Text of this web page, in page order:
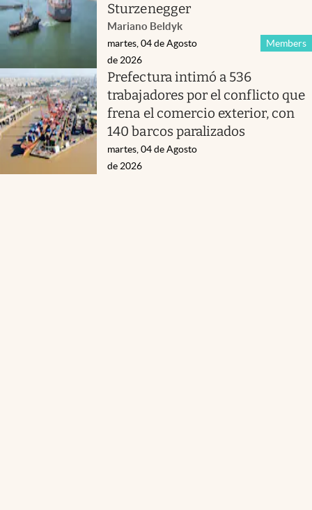
Sturzenegger
Mariano Beldyk
Members
martes, 04 de Agosto
de 2026
Prefectura intimó a 536
trabajadores por el conflicto que
frena el comercio exterior, con
140 barcos paralizados
martes, 04 de Agosto
de 2026